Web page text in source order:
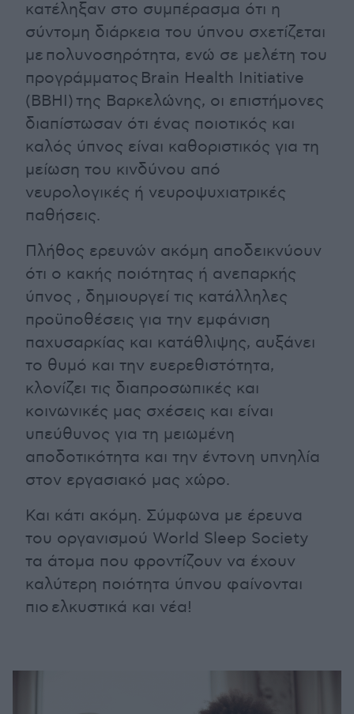
κατέληξαν στο συμπέρασμα ότι η
σύντομη διάρκεια του ύπνου σχετίζεται
με πολυνοσηρότητα, ενώ σε μελέτη του
προγράμματος Brain Health Initiative
(BBHI) της Βαρκελώνης, οι επιστήμονες
διαπίστωσαν ότι ένας ποιοτικός και
καλός ύπνος είναι καθοριστικός για τη
μείωση του κινδύνου από
νευρολογικές ή νευροψυχιατρικές
παθήσεις.
Πλήθος ερευνών ακόμη αποδεικνύουν
ότι ο κακής ποιότητας ή ανεπαρκής
ύπνος , δημιουργεί τις κατάλληλες
προϋποθέσεις για την εμφάνιση
παχυσαρκίας και κατάθλιψης, αυξάνει
το θυμό και την ευερεθιστότητα,
κλονίζει τις διαπροσωπικές και
κοινωνικές μας σχέσεις και είναι
υπεύθυνος για τη μειωμένη
αποδοτικότητα και την έντονη υπνηλία
στον εργασιακό μας χώρο.
Και κάτι ακόμη. Σύμφωνα με έρευνα
του οργανισμού World Sleep Society
τα άτομα που φροντίζουν να έχουν
καλύτερη ποιότητα ύπνου φαίνονται
πιο ελκυστικά και νέα!